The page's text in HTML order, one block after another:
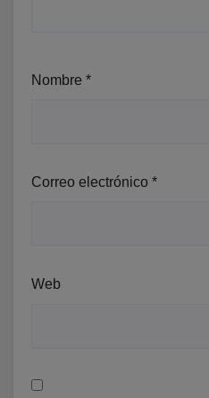
Nombre *
Correo electrónico *
Web